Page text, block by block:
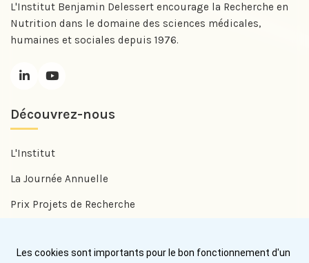
L'Institut Benjamin Delessert encourage la Recherche en
Nutrition dans le domaine des sciences médicales,
humaines et sociales depuis 1976.
Découvrez-nous
L'Institut
La Journée Annuelle
Prix Projets de Recherche
Prix Jean Trémolières
Les cookies sont importants pour le bon fonctionnement d'un